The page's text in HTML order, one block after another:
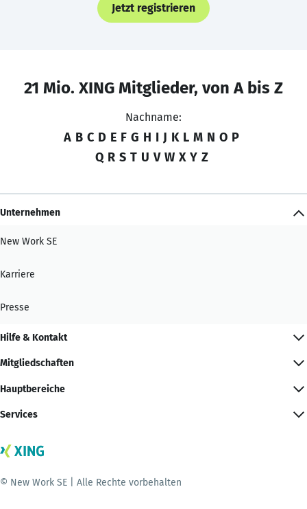
Jetzt registrieren
21 Mio. XING Mitglieder, von A bis Z
Nachname:
A B C D E F G H I J K L M N O P
Q R S T U V W X Y Z
Unternehmen
New Work SE
Karriere
Presse
Hilfe & Kontakt
Mitgliedschaften
Hauptbereiche
Services
© New Work SE | Alle Rechte vorbehalten